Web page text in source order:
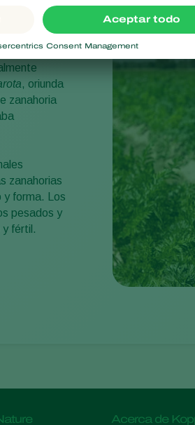
una hortaliza
el naranja
amarillo y
, oriunda
zanahoria
zanahorias
y forma. Los
pesados y
y fértil.
Acerca de